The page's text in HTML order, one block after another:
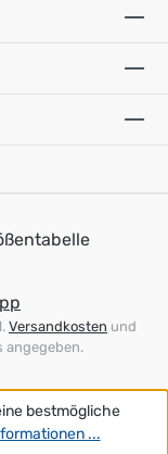
Versandkosten und
angegeben.
bestmögliche
...